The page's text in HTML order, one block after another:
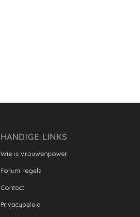
HANDIGE LINKS
Wie is Vrouwenpower
Forum regels
Contact
Privacybeleid